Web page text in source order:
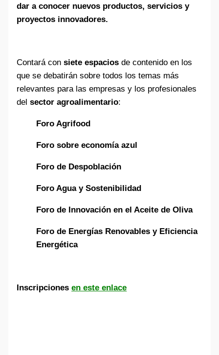
dar a conocer nuevos productos, servicios y
proyectos innovadores.
Contará consiete espacios de contenido en los
que se debatirán sobre todos los temas más
relevantes para las empresas y los profesionales
delsector agroalimentario:
Foro Agrifood
Foro sobre economía azul
Foro de Despoblación
Foro Agua y Sostenibilidad
Foro de Innovación en el Aceite de Oliva
Foro de Energías Renovables y Eficiencia
Energética
Inscripcionesen este enlace